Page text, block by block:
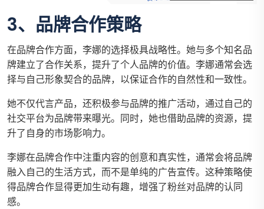
3、品牌合作策略
在品牌合作方面，李娜的选择极具战略性。她与多个知名品
牌建立了合作关系，提升了个人品牌的价值。李娜通常会选
择与自己形象契合的品牌，以保证合作的自然性和一致性。
她不仅代言产品，还积极参与品牌的推广活动，通过自己的
社交平台为品牌带来曝光。同时，她也借助品牌的资源，提
升了自身的市场影响力。
李娜在品牌合作中注重内容的创意和真实性，通常会将品牌
融入自己的生活方式，而不是单纯的广告宣传。这种策略使
得品牌合作显得更加生动有趣，增强了粉丝对品牌的认同
感。